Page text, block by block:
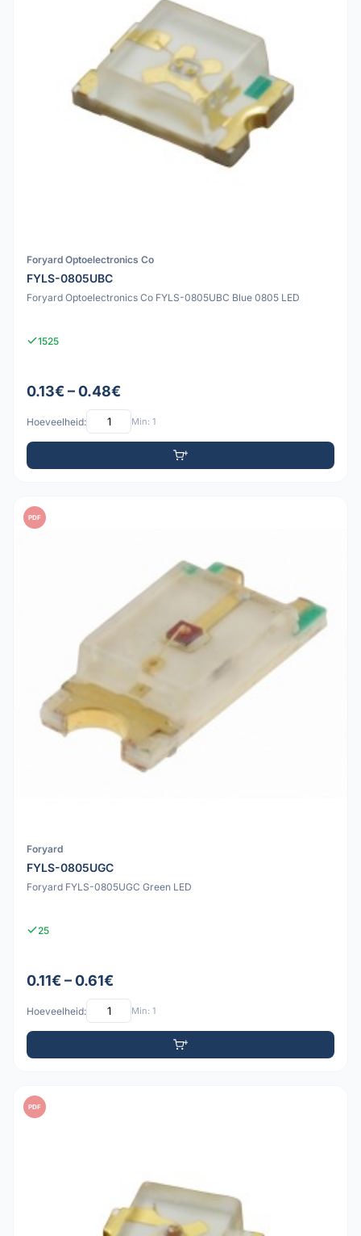
Foryard Optoelectronics Co
FYLS-0805UBC
Foryard Optoelectronics Co FYLS-0805UBC Blue 0805 LED
1525
0.13€ – 0.48€
Hoeveelheid: Min: 1
PDF
Foryard
FYLS-0805UGC
Foryard FYLS-0805UGC Green LED
25
0.11€ – 0.61€
Hoeveelheid: Min: 1
PDF